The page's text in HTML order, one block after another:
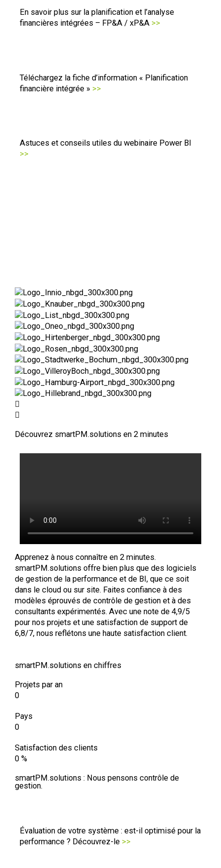
En savoir plus sur la planification et l’analyse
financières intégrées – FP&A / xP&A >>
Téléchargez la fiche d’information « Planification
financière intégrée » >>
Astuces et conseils utiles du webinaire Power BI
>>
Découvrez smartPM.solutions en 2 minutes
Apprenez à nous connaître en 2 minutes.
smartPM.solutions offre bien plus que des logiciels
de gestion de la performance et de BI, que ce soit
dans le cloud ou sur site. Faites confiance à des
modèles éprouvés de contrôle de gestion et à des
consultants expérimentés. Avec une note de 4,9/5
pour nos projets et une satisfaction de support de
6,8/7, nous reflétons une haute satisfaction client.
smartPM.solutions en chiffres
Projets par an
0
Pays
0
Satisfaction des clients
0 %
smartPM.solutions : Nous pensons contrôle de
gestion.
Évaluation de votre système : est-il optimisé pour la
performance ? Découvrez-le >>